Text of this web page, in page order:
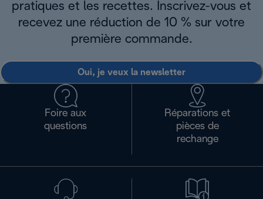
pratiques et les recettes. Inscrivez-vous et
recevez une réduction de 10 % sur votre
première commande.
Oui, je veux la newsletter
Foire aux
questions
Réparations et
pièces de
rechange